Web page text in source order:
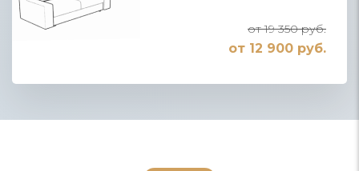
от 19 350 руб.
от 12 900 руб.